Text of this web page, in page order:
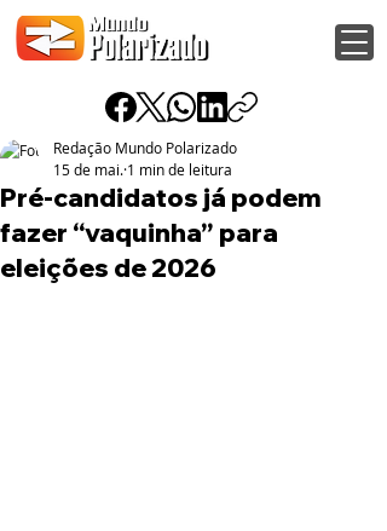
Pré-candidatos já podem
fazer “vaquinha” para
eleições de 2026
Redação Mundo Polarizado
15 de mai. 1 min de leitura